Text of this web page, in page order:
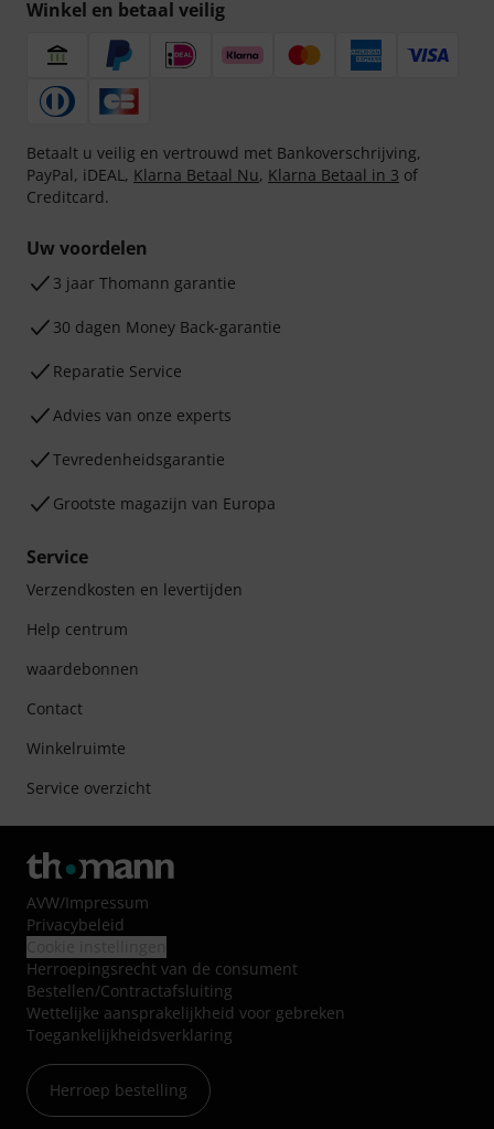
Winkel en betaal veilig
Betaalt u veilig en vertrouwd met Bankoverschrijving,
PayPal, iDEAL, Klarna Betaal Nu, Klarna Betaal in 3 of
Creditcard.
Uw voordelen
3 jaar Thomann garantie
30 dagen Money Back-garantie
Reparatie Service
Advies van onze experts
Tevredenheidsgarantie
Grootste magazijn van Europa
Service
Verzendkosten en levertijden
Help centrum
waardebonnen
Contact
Winkelruimte
Service overzicht
AVW/Impressum
Privacybeleid
Herroepingsrecht van de consument
Bestellen/Contractafsluiting
Wettelijke aansprakelijkheid voor gebreken
Toegankelijkheidsverklaring
Herroep bestelling